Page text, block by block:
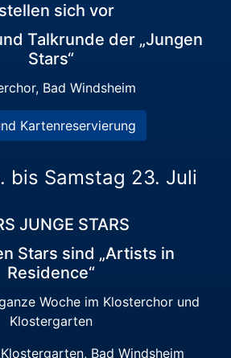
sich vor
Talkrunde der „Jungen
Stars“
Bad Windsheim
Kartenreservierung
bis Samstag 23. Juli
JUNGE STARS
Stars sind „Artists in
Residence“
Woche im Klosterchor und
Klostergarten
Bad Windsheim